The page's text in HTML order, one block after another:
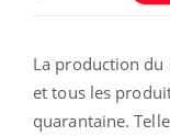
La production du
et tous les
quarantaine.